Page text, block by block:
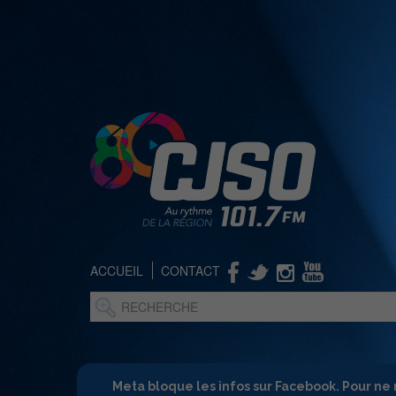
ACCUEIL CONTACT
Meta bloque les infos sur Facebook. Pour